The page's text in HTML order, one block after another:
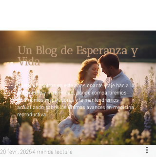
Un Blog de Esperanza y
Vida
Únete a nosotros en este apasionante viaje hacia la
paternidad y maternidad, donde compartiremos
testimonios inspiradores y te mantendremos
actualizado sobre los últimos avances en medicina
reproductiva.
20 févr. 20254 min de lecture